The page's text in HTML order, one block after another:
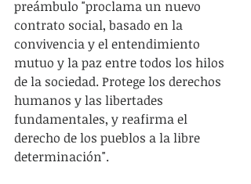
preámbulo "proclama un nuevo
contrato social, basado en la
convivencia y el entendimiento
mutuo y la paz entre todos los hilos
de la sociedad. Protege los derechos
humanos y las libertades
fundamentales, y reafirma el
derecho de los pueblos a la libre
determinación".